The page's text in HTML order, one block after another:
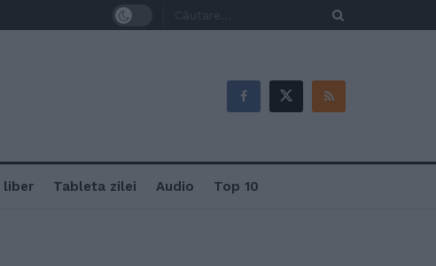
liber Tableta zilei Audio Top 10